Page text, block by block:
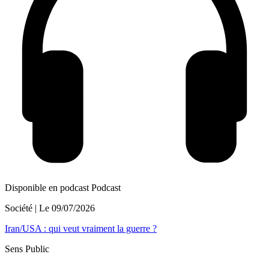
Disponible en podcast Podcast
Société | Le 09/07/2026
Iran/USA : qui veut vraiment la guerre ?
Sens Public